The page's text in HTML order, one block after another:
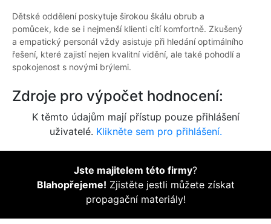
Dětské oddělení poskytuje širokou škálu obrub a
pomůcek, kde se i nejmenší klienti cítí komfortně. Zkušený
a empatický personál vždy asistuje při hledání optimálního
řešení, které zajistí nejen kvalitní vidění, ale také pohodlí a
spokojenost s novými brýlemi.
Zdroje pro výpočet hodnocení:
K těmto údajům mají přístup pouze přihlášení
uživatelé. Klikněte sem pro přihlášení.
Jste majitelem této firmy?
Blahopřejeme! Zjistěte jestli můžete získat
propagační materiály!